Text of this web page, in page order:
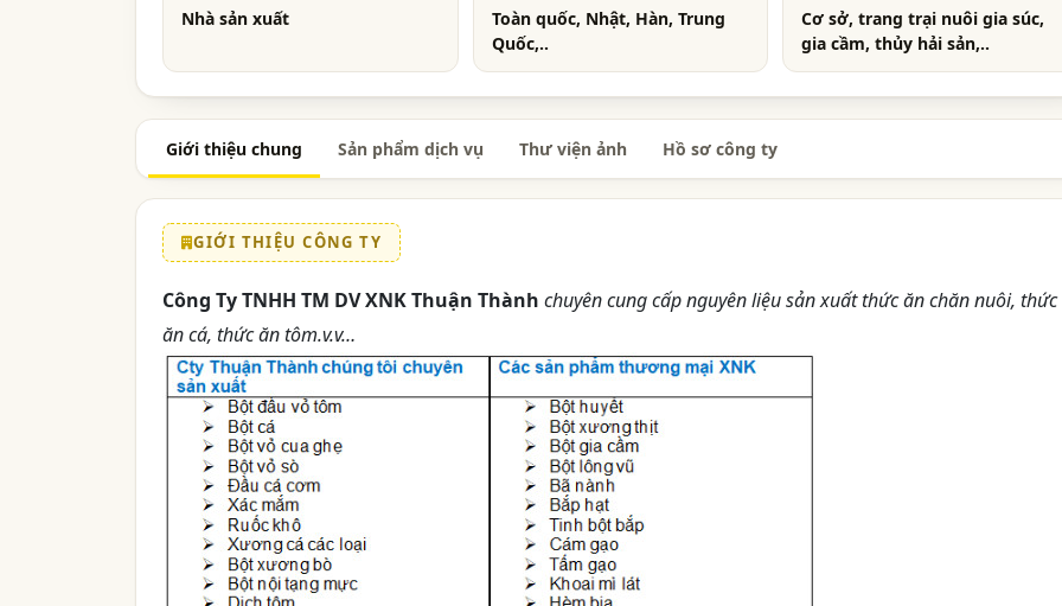
Nhà sản xuất
Toàn quốc, Nhật, Hàn, Trung
Quốc,..
Cơ sở, trang trại nuôi gia súc,
gia cầm, thủy hải sản,..
Giới thiệu chung Sản phẩm dịch vụ Thư viện ảnh Hồ sơ công ty
GIỚI THIỆU CÔNG TY
Công Ty TNHH TM DV XNK Thuận Thành chuyên cung cấp nguyên liệu sản xuất thức ăn chăn nuôi, thức
ăn cá, thức ăn tôm.v.v…